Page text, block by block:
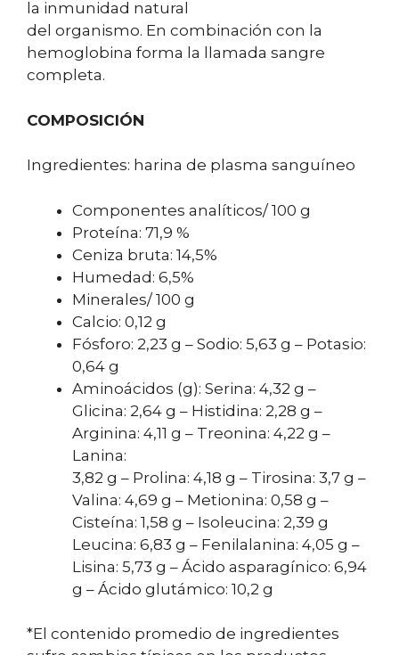
la inmunidad natural
del organismo. En combinación con la
hemoglobina forma la llamada sangre
completa.
COMPOSICIÓN
Ingredientes: harina de plasma sanguíneo
Componentes analíticos/ 100 g
Proteína: 71,9 %
Ceniza bruta: 14,5%
Humedad: 6,5%
Minerales/ 100 g
Calcio: 0,12 g
Fósforo: 2,23 g – Sodio: 5,63 g – Potasio:
0,64 g
Aminoácidos (g): Serina: 4,32 g –
Glicina: 2,64 g – Histidina: 2,28 g –
Arginina: 4,11 g – Treonina: 4,22 g –
Lanina:
3,82 g – Prolina: 4,18 g – Tirosina: 3,7 g –
Valina: 4,69 g – Metionina: 0,58 g –
Cisteína: 1,58 g – Isoleucina: 2,39 g
Leucina: 6,83 g – Fenilalanina: 4,05 g –
Lisina: 5,73 g – Ácido asparagínico: 6,94
g – Ácido glutámico: 10,2 g
*El contenido promedio de ingredientes